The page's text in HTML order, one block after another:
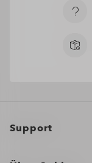
Support
Bestellstatus